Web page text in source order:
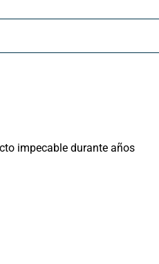
impecable durante años